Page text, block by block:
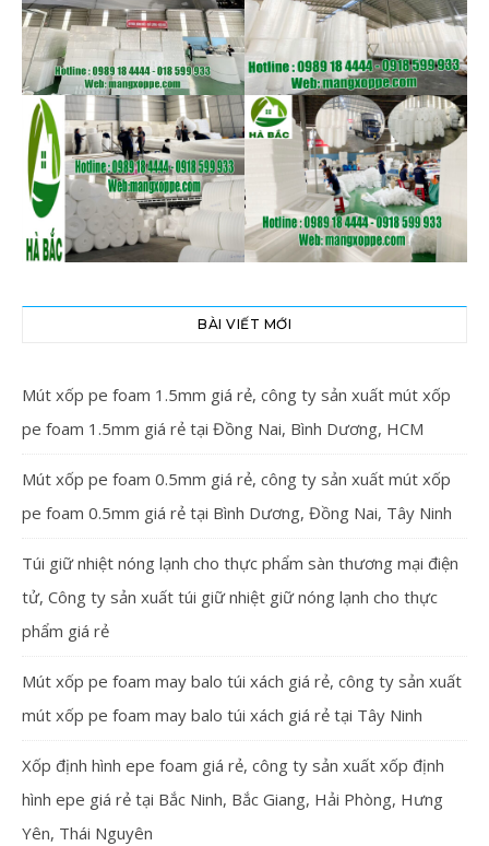
BÀI VIẾT MỚI
Mút xốp pe foam 1.5mm giá rẻ, công ty sản xuất mút xốp
pe foam 1.5mm giá rẻ tại Đồng Nai, Bình Dương, HCM
Mút xốp pe foam 0.5mm giá rẻ, công ty sản xuất mút xốp
pe foam 0.5mm giá rẻ tại Bình Dương, Đồng Nai, Tây Ninh
Túi giữ nhiệt nóng lạnh cho thực phẩm sàn thương mại điện
tử, Công ty sản xuất túi giữ nhiệt giữ nóng lạnh cho thực
phẩm giá rẻ
Mút xốp pe foam may balo túi xách giá rẻ, công ty sản xuất
mút xốp pe foam may balo túi xách giá rẻ tại Tây Ninh
Xốp định hình epe foam giá rẻ, công ty sản xuất xốp định
hình epe giá rẻ tại Bắc Ninh, Bắc Giang, Hải Phòng, Hưng
Yên, Thái Nguyên